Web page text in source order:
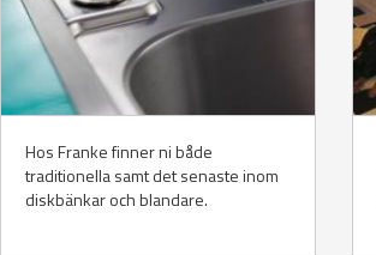
Hos Franke finner ni både
traditionella samt det senaste inom
diskbänkar och blandare.